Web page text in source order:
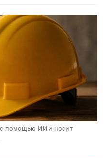
помощью ИИ и носит